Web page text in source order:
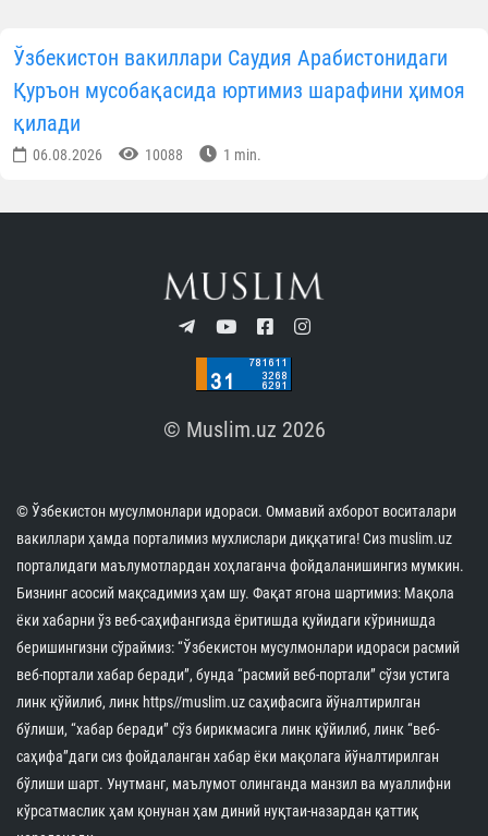
Ўзбекистон вакиллари Саудия Арабистонидаги
Қуръон мусобақасида юртимиз шарафини ҳимоя
қилади
06.08.2026 10088 1 min.
© Muslim.uz 2026
© Ўзбекистон мусулмонлари идораси. Оммавий ахборот воситалари
вакиллари ҳамда порталимиз мухлислари диққатига! Сиз muslim.uz
порталидаги маълумотлардан хоҳлаганча фойдаланишингиз мумкин.
Бизнинг асосий мақсадимиз ҳам шу. Фақат ягона шартимиз: Мақола
ёки хабарни ўз веб-саҳифангизда ёритишда қуйидаги кўринишда
беришингизни сўраймиз: “Ўзбекистон мусулмонлари идораси расмий
веб-портали хабар беради”, бунда “расмий веб-портали” сўзи устига
линк қўйилиб, линк https//muslim.uz саҳифасига йўналтирилган
бўлиши, “хабар беради” сўз бирикмасига линк қўйилиб, линк “веб-
саҳифа”даги сиз фойдаланган хабар ёки мақолага йўналтирилган
бўлиши шарт. Унутманг, маълумот олинганда манзил ва муаллифни
кўрсатмаслик ҳам қонунан ҳам диний нуқтаи-назардан қаттиқ